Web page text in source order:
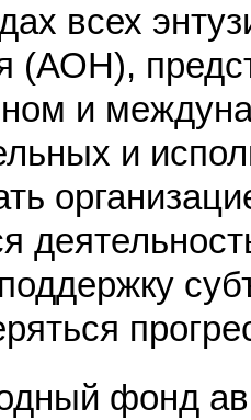
всех
(АОН),
и
и
фонд